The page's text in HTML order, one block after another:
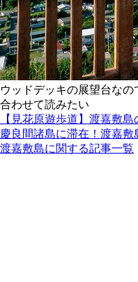
ウッドデッキの展望台な
合わせて読みたい
【見花原遊歩道】渡嘉敷
慶良間諸島に滞在！渡嘉
渡嘉敷島に関する記事一覧